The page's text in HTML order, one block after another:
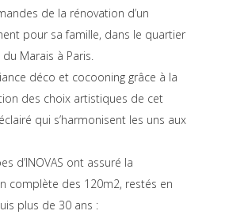
de la rénovation d’un
pour sa famille, dans le quartier
Marais à Paris.
déco et cocooning grâce à la
des choix artistiques de cet
qui s’harmonisent les uns aux
d’INOVAS ont assuré la
complète des 120m2, restés en
plus de 30 ans :